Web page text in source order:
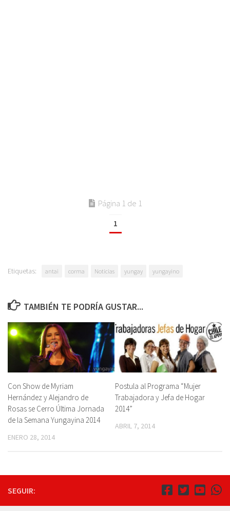
Página 1 de 1
1
Etiquetas: antai corma Noticias yungay yungayino
TAMBIÉN TE PODRÍA GUSTAR...
Con Show de Myriam
Hernández y Alejandro de
Rosas se Cerro Última Jornada
de la Semana Yungayina 2014
ENERO 28, 2014
Postula al Programa “Mujer
Trabajadora y Jefa de Hogar
2014”
ABRIL 7, 2014
SEGUIR: